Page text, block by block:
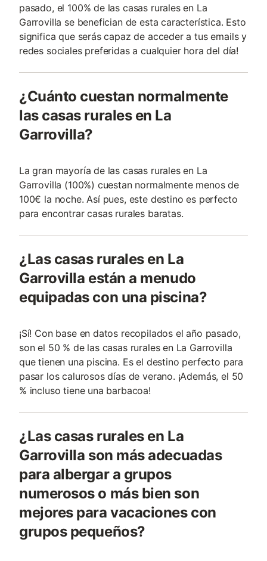
pasado, el 100% de las casas rurales en La
Garrovilla se benefician de esta característica. Esto
significa que serás capaz de acceder a tus emails y
redes sociales preferidas a cualquier hora del día!
¿Cuánto cuestan normalmente
las casas rurales en La
Garrovilla?
La gran mayoría de las casas rurales en La
Garrovilla (100%) cuestan normalmente menos de
100€ la noche. Así pues, este destino es perfecto
para encontrar casas rurales baratas.
¿Las casas rurales en La
Garrovilla están a menudo
equipadas con una piscina?
¡Sí! Con base en datos recopilados el año pasado,
son el 50 % de las casas rurales en La Garrovilla
que tienen una piscina. Es el destino perfecto para
pasar los calurosos días de verano. ¡Además, el 50
% incluso tiene una barbacoa!
¿Las casas rurales en La
Garrovilla son más adecuadas
para albergar a grupos
numerosos o más bien son
mejores para vacaciones con
grupos pequeños?